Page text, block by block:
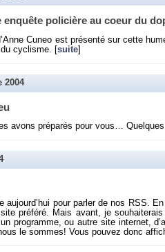
po­li­cière au coeur du
Cuneo est pré­senté sur cette
cy­clisme. [ suite
2004
avons pré­pa­rés pour vous… Quelques
au­jour­d’hui pour par­ler de nos RSS.
pré­féré. Mais avant, je
pro­gramme, ou autre site in­ter­net,
le sommes! Vous pou­vez donc